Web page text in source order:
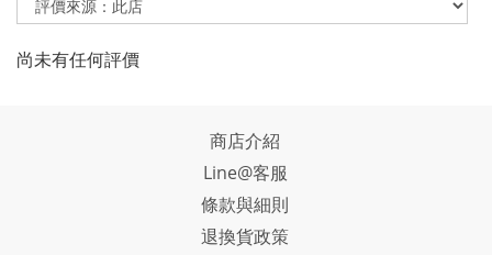
尚未有任何評價
商店介紹
Line@客服
條款與細則
退換貨政策